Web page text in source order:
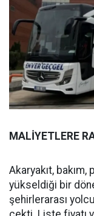
MALİYETLERE
Akaryakıt,
yükseldiği bir
şehirlerarası